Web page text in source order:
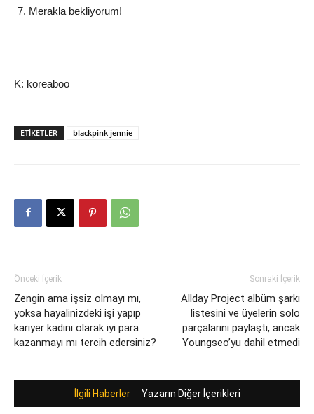
Merakla bekliyorum!
–
K: koreaboo
ETIKETLER blackpink jennie
Önceki İçerik
Zengin ama işsiz olmayı mı,
yoksa hayalinizdeki işi yapıp
kariyer kadını olarak iyi para
kazanmayı mı tercih edersiniz?
Sonraki İçerik
Allday Project albüm şarkı
listesini ve üyelerin solo
parçalarını paylaştı, ancak
Youngseo’yu dahil etmedi
İlgili Haberler Yazarın Diğer İçerikleri